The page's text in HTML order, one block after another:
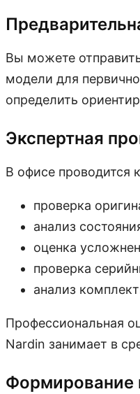
Вы можете
модели для
определить
Экспертная
В офисе проводится
проверка
анализ
оценка
проверка
анализ
Профессиональная
Nardin занимает в
Формирование